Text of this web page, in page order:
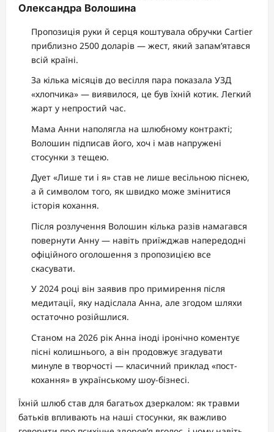
Олександра Волошина
Пропозиція руки й серця коштувала обручки Cartier
приблизно 2500 доларів — жест, який запам’ятався
всій країні.
За кілька місяців до весілля пара показала УЗД
«хлопчика» — виявилося, це був їхній котик. Легкий
жарт у непростий час.
Мама Анни наполягла на шлюбному контракті;
Волошин підписав його, хоч і мав напружені
стосунки з тещею.
Дует «Лише ти і я» став не лише весільною піснею,
а й символом того, як швидко може змінитися
історія кохання.
Після розлучення Волошин кілька разів намагався
повернути Анну — навіть приїжджав напередодні
офіційного оголошення з пропозицією все
скасувати.
У 2024 році він заявив про примирення після
медитації, яку надіслала Анна, але згодом шляхи
остаточно розійшлися.
Станом на 2026 рік Анна іноді іронічно коментує
пісні колишнього, а він продовжує згадувати
минуле в творчості — класичний приклад «пост-
кохання» в українському шоу-бізнесі.
Їхній шлюб став для багатьох дзеркалом: як травми
батьків впливають на наші стосунки, як важливо